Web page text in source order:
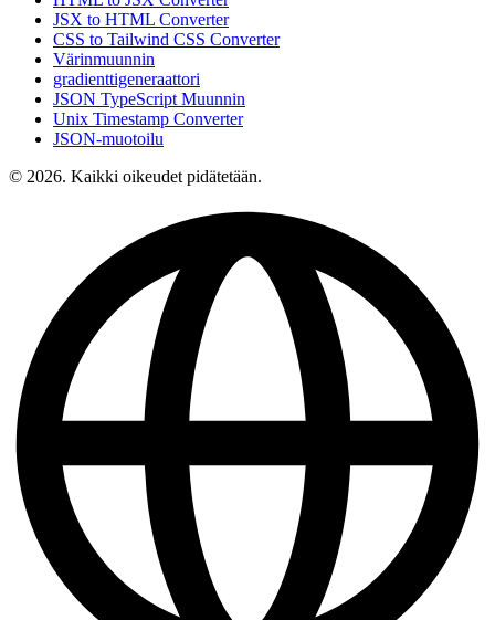
JSX to HTML Converter
CSS to Tailwind CSS Converter
Värinmuunnin
gradienttigeneraattori
JSON TypeScript Muunnin
Unix Timestamp Converter
JSON-muotoilu
© 2026. Kaikki oikeudet pidätetään.